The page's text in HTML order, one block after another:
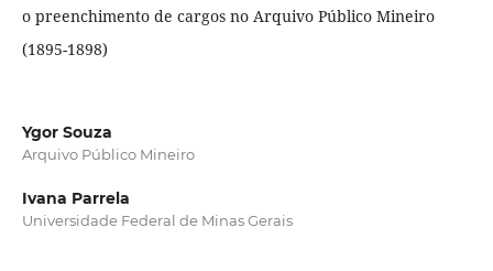
o preenchimento de cargos no Arquivo Público Mineiro
(1895-1898)
Ygor Souza
Arquivo Público Mineiro
Ivana Parrela
Universidade Federal de Minas Gerais